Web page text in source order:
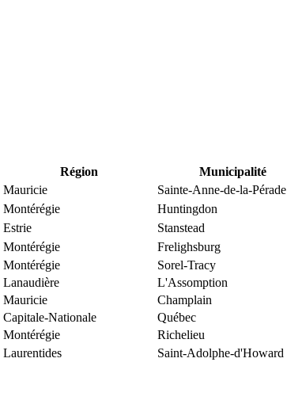
Région Municipalité
Mauricie
Sainte-Anne-de-la-Pérade
Montérégie
Huntingdon
Estrie
Stanstead
Montérégie
Frelighsburg
Montérégie
Sorel-Tracy
Lanaudière
L'Assomption
Mauricie
Champlain
Capitale-Nationale
Québec
Montérégie
Richelieu
Laurentides Saint-Adolphe-d'Howard